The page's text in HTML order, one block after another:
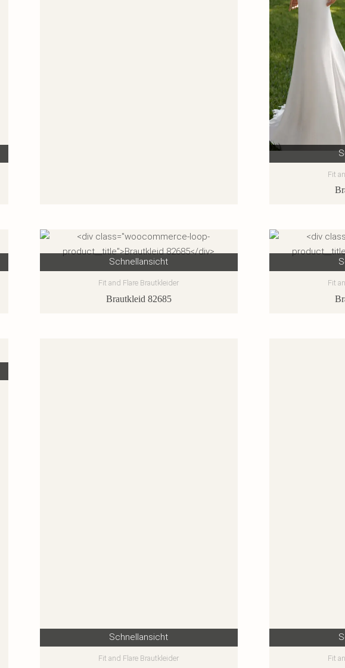
Fit
Schnellansicht
Fit and Flare Brautkleider
Brautkleid 82685
Fit
Schnellansicht
Fit and Flare Brautkleider Fit